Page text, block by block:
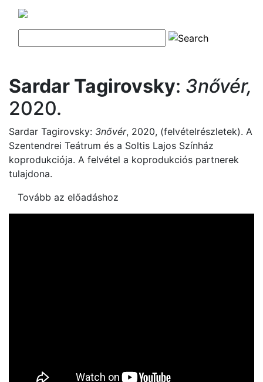
Sardar Tagirovsky: 3nővér,
2020.
Sardar Tagirovsky: 3nővér, 2020, (felvételrészletek). A
Szentendrei Teátrum és a Soltis Lajos Színház
koprodukciója. A felvétel a koprodukciós partnerek
tulajdona.
Tovább az előadáshoz